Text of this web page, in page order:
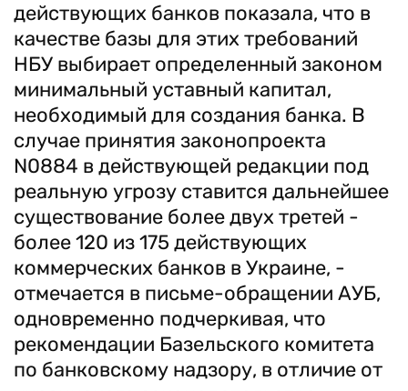
действующих банков показала, что в
качестве базы для этих требований
НБУ выбирает определенный законом
минимальный уставный капитал,
необходимый для создания банка. В
случае принятия законопроекта
N0884 в действующей редакции под
реальную угрозу ставится дальнейшее
существование более двух третей -
более 120 из 175 действующих
коммерческих банков в Украине, -
отмечается в письме-обращении АУБ,
одновременно подчеркивая, что
рекомендации Базельского комитета
по банковскому надзору, в отличие от